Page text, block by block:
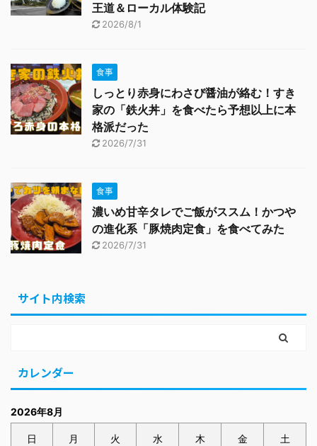
王道＆ローカル体験記
2026/8/1
食事
しっとり赤身にわさび醤油が絡む！すき
家の「鉄火丼」を食べたら予想以上に本
格派だった
2026/7/31
食事
濃いめ甘辛タレでご飯がススム！かつや
の進化系「豚焼肉定食」を食べてみた
2026/7/31
サイト内検索
カレンダー
2026年8月
日 月 火 水 木 金 土